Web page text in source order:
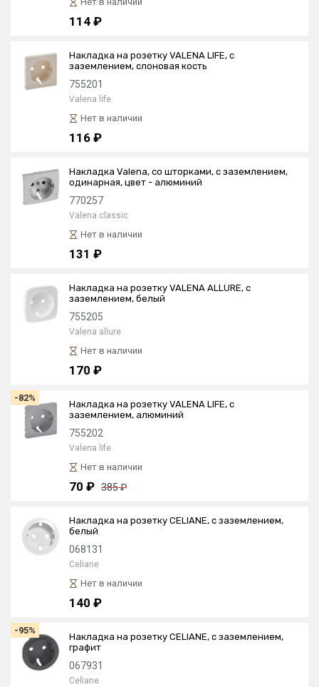
114 ₽
Накладка на розетку VALENA LIFE, с
заземлением, слоновая кость
755201
Valena life
Нет в наличии
116 ₽
Накладка Valena, со шторками, с заземлением,
одинарная, цвет - алюминий
770257
Valena classic
Нет в наличии
131 ₽
Накладка на розетку VALENA ALLURE, с
заземлением, белый
755205
Valena allure
Нет в наличии
170 ₽
-82%
Накладка на розетку VALENA LIFE, с
заземлением, алюминий
755202
Valena life
Нет в наличии
70 ₽ 385 ₽
Накладка на розетку CELIANE, с заземлением,
белый
068131
Celiane
Нет в наличии
140 ₽
-95%
Накладка на розетку CELIANE, с заземлением,
графит
067931
Celiane